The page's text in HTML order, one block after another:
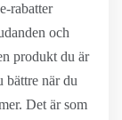
rabatter
och
produkt du är
bättre när du
Det är som